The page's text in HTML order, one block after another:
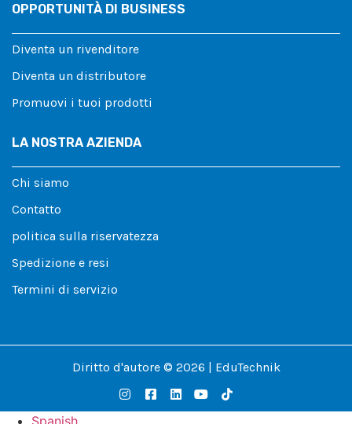
OPPORTUNITÀ DI BUSINESS
Diventa un rivenditore
Diventa un distributore
Promuovi i tuoi prodotti
LA NOSTRA AZIENDA
Chi siamo
Contatto
politica sulla riservatezza
Spedizione e resi
Termini di servizio
Diritto d'autore © 2026 | EduTechnik
Spanish